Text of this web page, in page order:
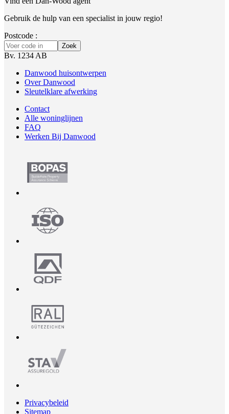
Gebruik de hulp van een specialist in jouw regio!
Postcode :
Zoek
Bv. 1234 AB
Danwood huisontwerpen
Over Danwood
Sleutelklare afwerking
Contact
Alle woninglijnen
FAQ
Werken Bij Danwood
Privacybeleid
Sitemap